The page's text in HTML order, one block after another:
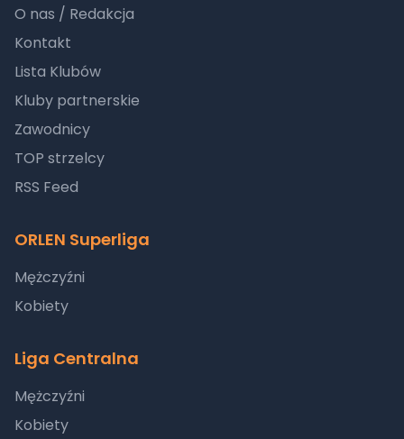
O nas / Redakcja
Kontakt
Lista Klubów
Kluby partnerskie
Zawodnicy
TOP strzelcy
RSS Feed
ORLEN Superliga
Mężczyźni
Kobiety
Liga Centralna
Mężczyźni
Kobiety